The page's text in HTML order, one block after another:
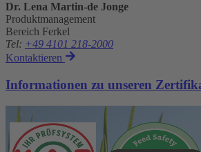
Dr. Lena Martin-de Jonge
Produktmanagement
Bereich Ferkel
Tel: +49 4101 218-2000
Kontaktieren
Informationen zu unseren